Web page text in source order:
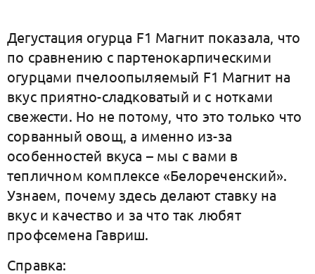
Дегустация огурца F1 Магнит показала, что
по сравнению с партенокарпическими
огурцами пчелоопыляемый F1 Магнит на
вкус приятно-сладковатый и с нотками
свежести. Но не потому, что это только что
сорванный овощ, а именно из-за
особенностей вкуса – мы с вами в
тепличном комплексе «Белореченский».
Узнаем, почему здесь делают ставку на
вкус и качество и за что так любят
профсемена Гавриш.
Справка: